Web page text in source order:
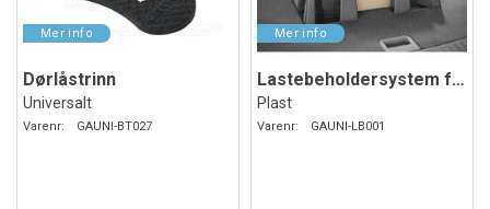
Dørlåstrinn
Universalt
Varenr: GAUNI-BT027
Lastebeholdersystem for bagasjerommet
Plast
Varenr: GAUNI-LB001